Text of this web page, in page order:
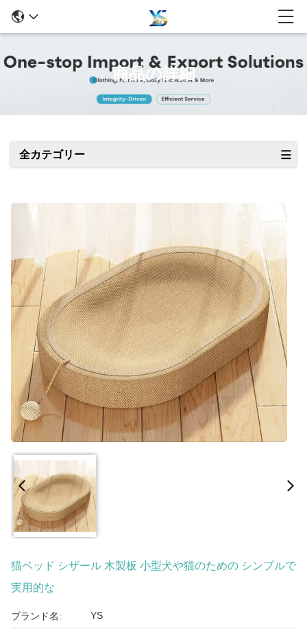
商品の詳細
全カテゴリー
猫ベッド シザール 木製板 小型犬や猫のための シンプルで
実用的な
ブランド名: YS